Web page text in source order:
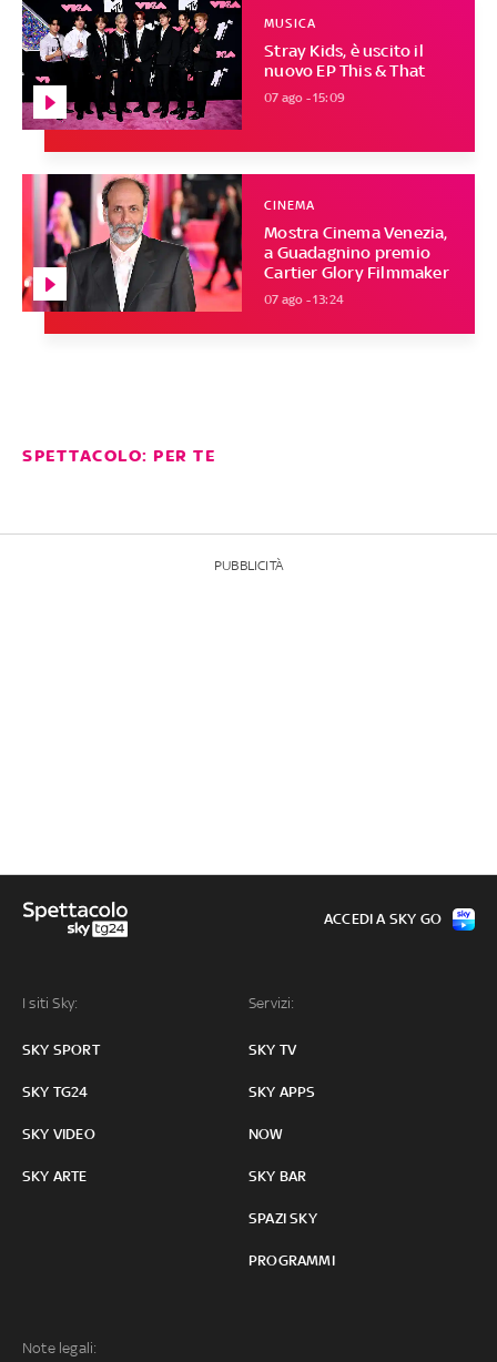
Stray Kids, è uscito il
nuovo EP This & That
MUSICA
07 ago - 15:09
Mostra Cinema Venezia,
a Guadagnino premio
Cartier Glory Filmmaker
CINEMA
07 ago - 13:24
SPETTACOLO: PER TE
PUBBLICITÀ
I siti Sky:
SKY SPORT
SKY TG24
SKY VIDEO
SKY ARTE
Servizi:
SKY TV
SKY APPS
NOW
SKY BAR
SPAZI SKY
PROGRAMMI
Note legali:
ACCEDI A SKY GO